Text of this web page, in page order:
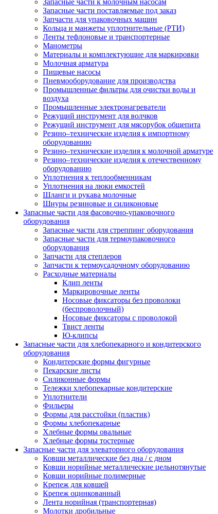
Запасные части поставляемые под заказ
Запчасти для упаковочных машин
Кольца и манжеты уплотнительные (РТИ)
Ленты тефлоновые и транспортерные
Манометры
Материалы и комплектующие для маркировки
Молочная арматура
Пищевые насосы
Пневмооборудование для производства
Промышленные фильтры для очистки воды и
воздуха
Промышленные электронагреватели
Режущий инструмент для волчков
Режущий инструмент для мясорубок общепита
Резино–технические изделия к импортному
оборудованию
Резино–технические изделия к молочной арматуре
Резино–технические изделия к отечественному
оборудованию
Уплотнения к теплообменникам
Уплотнения на люки емкостей
Шланги и рукава молочные
Шнуры резиновые и силиконовые
Запасные части для фасовочно-упаковочного
оборудования
Запасные части для стреппинг оборудования
Запасные части для термоупаковочного
оборудования
Запчасти для степлеров
Запчасти к термоусадочному оборудованию
Расходные материалы
Клип ленты
Маркировочные ленты
Носовые фиксаторы без проволоки
(беспроволочный)
Носовые фиксаторы с проволокой
Твист ленты
Ю-клипсы
Запасные части для хлебопекарного и кондитерского
оборудования
Кондитерские формы фигурные
Пекарские листы
Силиконные формы
Тележки хлебопекарные кондитерские
Уплотнители
Фильеры
Формы для расстойки (пластик)
Формы хлебопекарные
Хлебные формы овальные
Хлебные формы тостерные
Запасные части для элеваторного оборудования
Ковши металлические без дна / с дном
Ковши норийные металлические цельнотянутые
Ковши норийные полимерные
Крепеж для ковшей
Крепеж оцинкованный
Лента норийная (транспортерная)
Молотки дробильные